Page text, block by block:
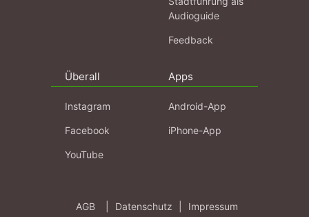
Audioguide
Feedback
Überall
Instagram
Facebook
YouTube
Apps
Android-App
iPhone-App
AGB Datenschutz Impressum